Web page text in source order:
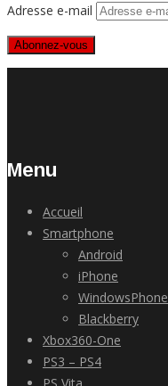
Adresse e-mail
Abonnez-vous
Menu
Accueil
Smartphone
Android
iPhone
WindowsPhone
Blackberry
Xbox360-One
PS3 – PS4
PS Vita